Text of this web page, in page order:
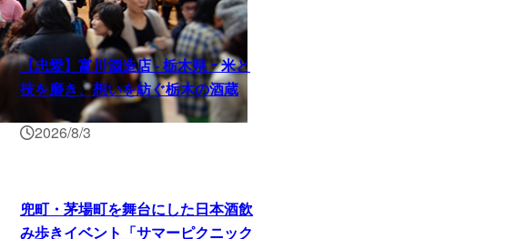
【忠愛】富川酒造店 ‐ 栃木県 ｰ 米と
技を磨き、想いを紡ぐ栃木の酒蔵
2026/8/3
兜町・茅場町を舞台にした日本酒飲
み歩きイベント「サマーピクニック